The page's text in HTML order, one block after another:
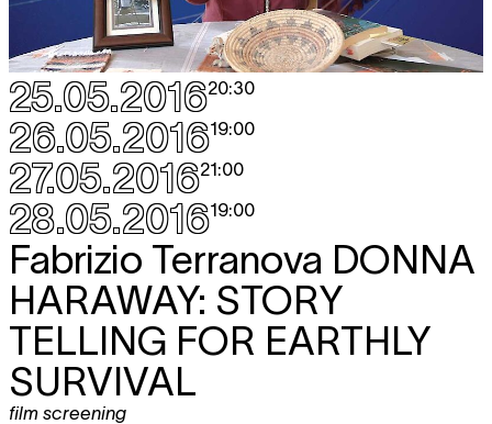
25.05.201620:30
26.05.201619:00
27.05.201621:00
28.05.201619:00
Fabrizio Terranova DONNA
HARAWAY: STORY
TELLING FOR EARTHLY
SURVIVAL
film screening